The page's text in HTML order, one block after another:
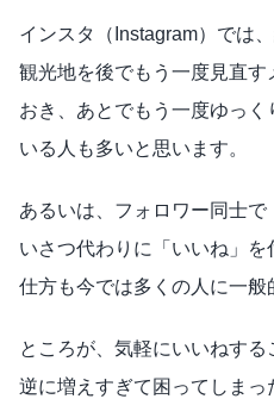
インスタ（Instagram）では
観光地を後でもう一度見直
おき、あとでもう一度ゆっ
いる人も多いと思います。
あるいは、フォロワー同士
いさつ代わりに「いいね」
仕方も今では多くの人に一般
ところが、気軽にいいねす
逆に増えすぎて困ってしまっ